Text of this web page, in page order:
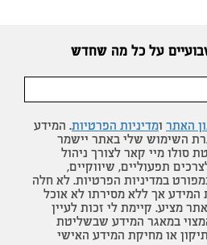
על כל מה שחדש
האתר ומדיניות הפרטיות. המידע
השימוש שלי באתר יישמר
סולו מיי קאר לצורך ניהול
תפעוליים, שיווקיים,
במדיניות הפרטיות. לא חלה
המידע אך ללא מסירתו לא אוכל
מציע. קיימת לי זכות לעיין
במאגר המידע שבשליטת
או מחיקת המידע האישי